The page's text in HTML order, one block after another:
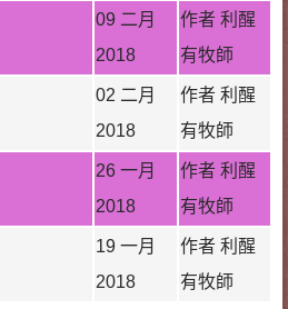
09 二月
2018
作者 利醒
有牧師
02 二月
2018
作者 利醒
有牧師
26 一月
2018
作者 利醒
有牧師
19 一月
2018
作者 利醒
有牧師